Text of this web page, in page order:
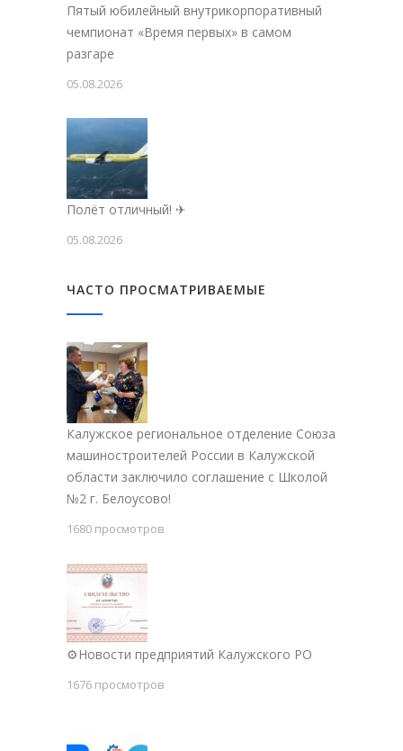
Пятый юбилейный внутрикорпоративный
чемпионат «Время первых» в самом
разгаре
05.08.2026
Полёт отличный! ✈
05.08.2026
ЧАСТО ПРОСМАТРИВАЕМЫЕ
Калужское региональное отделение Союза
машиностроителей России в Калужской
области заключило соглашение с Школой
№2 г. Белоусово!
1680 просмотров
⚙Новости предприятий Калужского РО
1676 просмотров